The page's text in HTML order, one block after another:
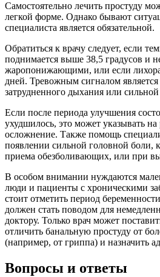
Самостоятельно лечить простуду
легкой форме. Однако бывают
специалиста является обязательной.
Обратиться к врачу следует, если
поднимается выше 38,5 градусов и
жаропонижающими, или если
дней. Тревожным сигналом
затрудненного дыхания или
Если после периода улучшения
ухудшилось, это может указывать на
осложнение. Также помощь
появлении сильной головной боли,
приема обезболивающих, или при
В особом внимании нуждаются
люди и пациенты с хроническими
стоит отметить период
должен стать поводом для
доктору. Только врач может
отличить банальную простуду от
(например, от гриппа) и назначить
Вопросы и ответы